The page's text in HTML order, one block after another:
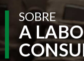
SOBRE
A